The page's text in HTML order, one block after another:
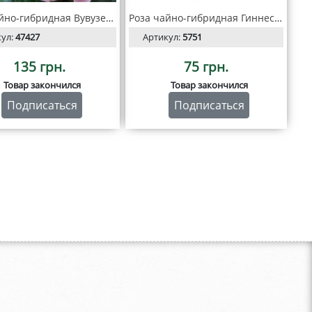
Роза чайно-гибридная Вувузела
47427
135 грн.
Товар закончился
Подписаться
Роза чайно-гибридная Гиннесс (Guinness)
Артикул:5751
75 грн.
Товар закончился
Подписаться